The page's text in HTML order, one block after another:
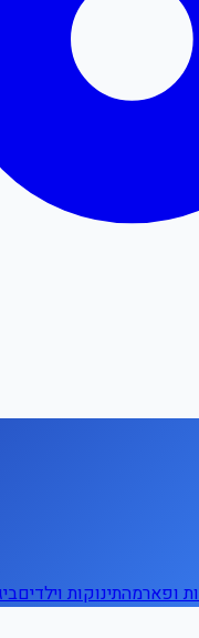
ופארמהתינוקות וילדים